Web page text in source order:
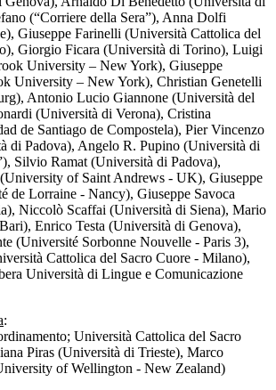
(“Corriere della Sera”), Anna Dolfi
Giuseppe Farinelli (Università Cattolica del
Giorgio Ficara (Università di Torino), Luigi
University – New York), Giuseppe
University – New York), Christian Genetelli
Antonio Lucio Giannone (Università del
(Università di Verona), Cristina
de Santiago de Compostela), Pier Vincenzo
di Padova), Angelo R. Pupino (Università di
Silvio Ramat (Università di Padova),
of Saint Andrews - UK), Giuseppe
de Lorraine - Nancy), Giuseppe Savoca
Niccolò Scaffai (Università di Siena), Mario
Enrico Testa (Università di Genova),
(Université Sorbonne Nouvelle - Paris 3),
Cattolica del Sacro Cuore - Milano),
Università di Lingue e Comunicazione
:
Università Cattolica del Sacro
Piras (Università di Trieste), Marco
of Wellington - New Zealand)